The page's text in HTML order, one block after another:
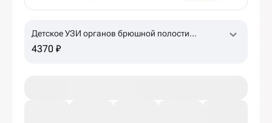
Детское УЗИ органов брюшной полости
(комплексное)
4370 ₽